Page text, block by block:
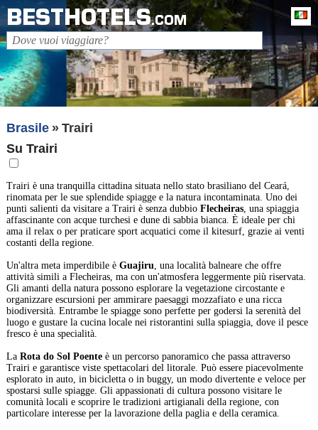
BESTHOTELS.COM
Brasile
Trairi
Su Trairi
Trairi è una tranquilla cittadina situata nello stato brasiliano del Ceará,
rinomata per le sue splendide spiagge e la natura incontaminata. Uno dei
punti salienti da visitare a Trairi è senza dubbio Flecheiras, una spiaggia
affascinante con acque turchesi e dune di sabbia bianca. È ideale per chi
ama il relax o per praticare sport acquatici come il kitesurf, grazie ai venti
costanti della regione.
Un'altra meta imperdibile è Guajiru, una località balneare che offre
attività simili a Flecheiras, ma con un'atmosfera leggermente più riservata.
Gli amanti della natura possono esplorare la vegetazione circostante e
organizzare escursioni per ammirare paesaggi mozzafiato e una ricca
biodiversità. Entrambe le spiagge sono perfette per godersi la serenità del
luogo e gustare la cucina locale nei ristorantini sulla spiaggia, dove il pesce
fresco è una specialità.
La Rota do Sol Poenteè un percorso panoramico che passa attraverso
Trairi e garantisce viste spettacolari del litorale. Può essere piacevolmente
esplorato in auto, in bicicletta o in buggy, un modo divertente e veloce per
spostarsi sulle spiagge. Gli appassionati di cultura possono visitare le
comunità locali e scoprire le tradizioni artigianali della regione, con
particolare interesse per la lavorazione della paglia e della ceramica.